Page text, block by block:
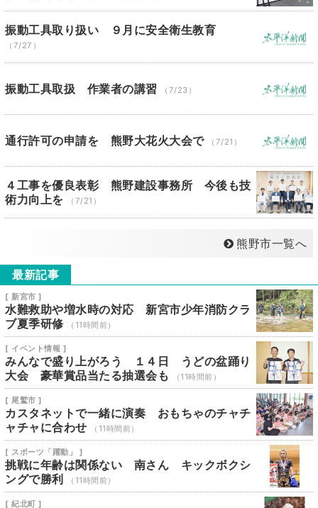
振動工具取り扱い ９月に安全衛生教育
（7/27）
振動工具取扱 作業者の講習 （7/23）
通行許可の申請を 熊野大花火大会で （7/21）
４工事を優良表彰 熊野建設事務所 今後も技
術力向上を
（7/21）
熊野市一覧へ
最新記事
[ 新宮市 ]
水難救助や増水時の対応 新宮市少年消防クラ
ブ夏季研修
（11時間前）
[ イベント情報 ]
みんなで盛り上がろう １４日 うどの盆踊り
大会 豪華賞品当たる抽選会も
（11時間前）
[ 尾鷲市 ]
カスタネットで一緒に演奏 おもちゃのチャチ
ャチャに合わせ
（11時間前）
[ スポーツ「躍動」 ]
挑戦に年齢は関係ない 南さん キックボクシ
ングで勝利
（11時間前）
[ 紀北町 ]